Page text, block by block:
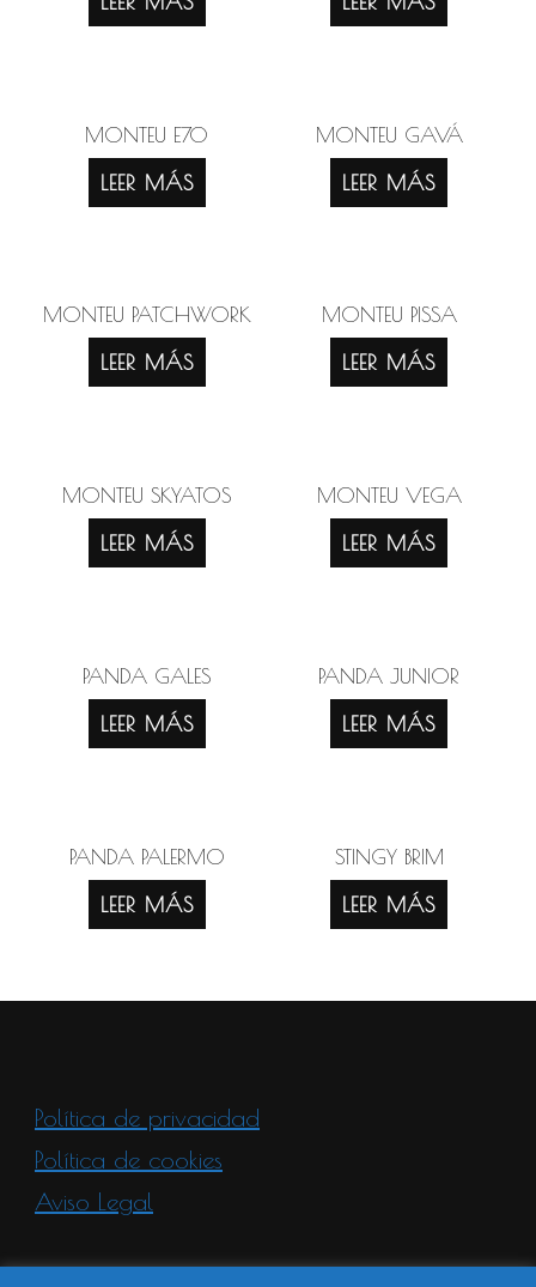
MONTEU E70
LEER MÁS
MONTEU GAVÁ
LEER MÁS
MONTEU PATCHWORK
LEER MÁS
MONTEU PISSA
LEER MÁS
MONTEU SKYATOS
LEER MÁS
MONTEU VEGA
LEER MÁS
PANDA GALES
LEER MÁS
PANDA JUNIOR
LEER MÁS
PANDA PALERMO
LEER MÁS
STINGY BRIM
LEER MÁS
Política de privacidad
Política de cookies
Aviso Legal